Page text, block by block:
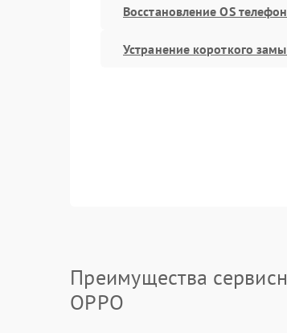
Восстановление OS
Устранение короткого
Преимущества
OPPO